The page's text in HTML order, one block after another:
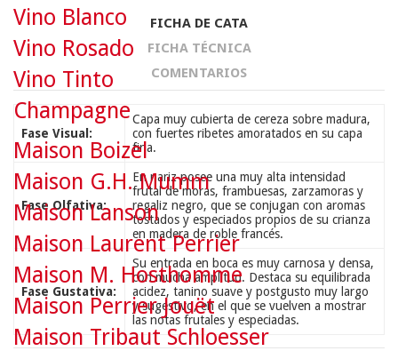
FICHA DE CATA
FICHA TÉCNICA
COMENTARIOS
Fase Visual:
Capa muy cubierta de cereza sobre madura,
con fuertes ribetes amoratados en su capa
fina.
Fase Olfativa:
En nariz posee una muy alta intensidad
frutal de moras, frambuesas, zarzamoras y
regaliz negro, que se conjugan con aromas
tostados y especiados propios de su crianza
en madera de roble francés.
Fase Gustativa:
Su entrada en boca es muy carnosa y densa,
con mucha amplitud. Destaca su equilibrada
acidez, tanino suave y postgusto muy largo
y sugestivo, en el que se vuelven a mostrar
las notas frutales y especiadas.
Vino Blanco
Vino Rosado
Vino Tinto
Champagne
Maison Boizel
Maison G.H. Mumm
Maison Lanson
Maison Laurent Perrier
Maison M. Hosthomme
Maison Perrier Jouët
Maison Tribaut Schloesser